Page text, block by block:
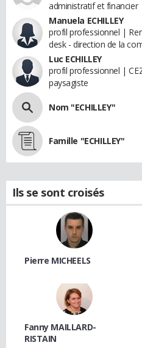
administratif et financier
Manuela ECHILLEY
profil professionnel |
desk - direction de la
Luc ECHILLEY
profil professionnel |
paysagiste
Nom "ECHILLEY"
Famille "ECHILLEY"
Ils se sont croisés
Pierre MICHEELS
Fanny MAILLARD-
RISTAIN